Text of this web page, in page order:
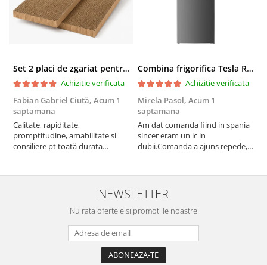
Set 2 placi de zgariat pentru casuta pisici BUNTZ KJW5086, compatibile cu casuta 59 x 28.5 x 35 cm
Achizitie verificata
Fabian Gabriel Ciută, Acum 1
saptamana
Calitate, rapiditate,
promptitudine, amabilitate si
consiliere pt toată durata
Combina frigorifica Tesla RC2600HXE, 262 l, Clasa E, Iluminare LED, dezghetare automata frigider, H 180 cm, Inox
Achizitie verificata
Mirela Pasol, Acum 1
saptamana
Am dat comanda fiind in spania
sincer eram un ic in
dubii.Comanda a ajuns repede,in
treaba,va multumesc pentru
rapiditate si
amabilitate,RECOMAND 100%
NEWSLETTER
Nu rata ofertele si promotiile noastre